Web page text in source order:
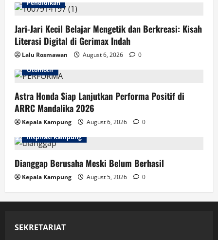
Pendidikan
Jari-Jari Kecil Belajar Mengetik dan Berkreasi: Kisah
Literasi Digital di Gerimax Indah
Lalu Rosmawan August 6, 2026
0
Otomotif
Astra Honda Siap Lanjutkan Performa Positif di
ARRC Mandalika 2026
Kepala Kampung August 6, 2026
0
Inspirasi Kampung
Dianggap Berusaha Meski Belum Berhasil
Kepala Kampung August 5, 2026 0
SEKRETARIAT